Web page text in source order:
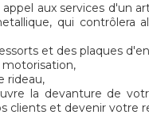
aux services d'un
qui contrôlera
et des plaques
motorisation,
rideau,
la devanture de
clients et devenir votre